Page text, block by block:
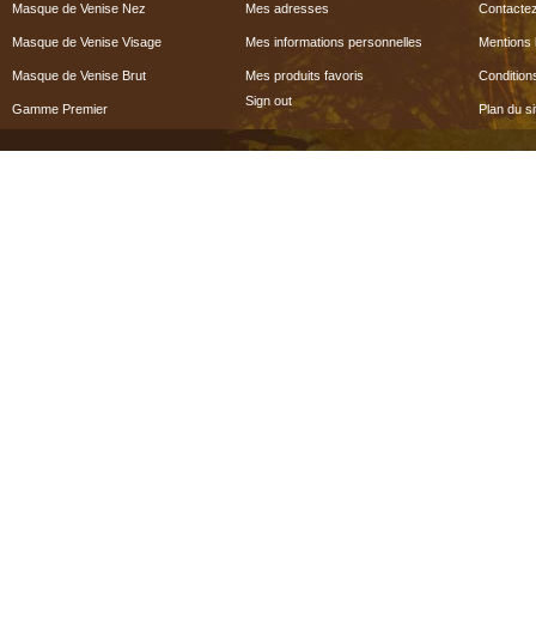
Masque de Venise Nez
Masque de Venise Visage
Masque de Venise Brut
Gamme Premier
Mes adresses
Mes informations personnelles
Mes produits favoris
Sign out
Mentions
Plan du